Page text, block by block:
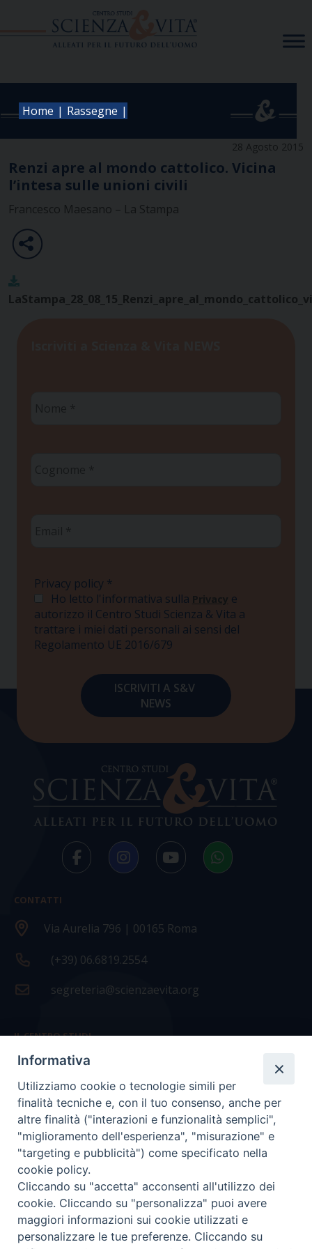
Home | Rassegne |
28 Agosto 2015
Renzi apre al mondo cattolico. Vicina
l’intesa sulle unioni civili
Francesco Maesano – La Stampa
Privacy policy *
Ho letto l'informativa sulla Privacy e
autorizzo il Centro Studi Scienza & Vita a
trattare i miei dati personali ai sensi del
Regolamento UE 2016/679
CONTATTI
Via Aurelia 796 | 00165 Roma
(+39) 06.6819.2554
segreteria@scienzaevita.org
IL CENTRO STUDI
La nostra storia
Statuto
Presidenza e ufficio presidenza
Consiglio scientifico
Coordinamento nazionale
Informativa
Utilizziamo cookie o tecnologie simili per
finalità tecniche e, con il tuo consenso, anche per
altre finalità ("interazioni e funzionalità semplici",
"miglioramento dell'esperienza", "misurazione" e
"targeting e pubblicità") come specificato nella
cookie policy.
Cliccando su "accetta" acconsenti all'utilizzo dei
cookie. Cliccando su "personalizza" puoi avere
maggiori informazioni sui cookie utilizzati e
personalizzare le tue preferenze. Cliccando su